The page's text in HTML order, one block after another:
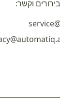
וקשר: